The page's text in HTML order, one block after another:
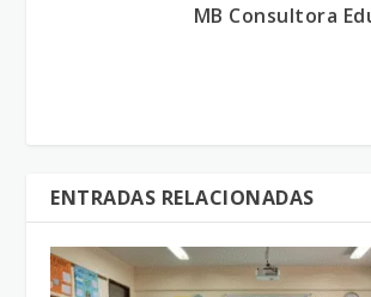
MB Consultora
ENTRADAS RELACIONADAS